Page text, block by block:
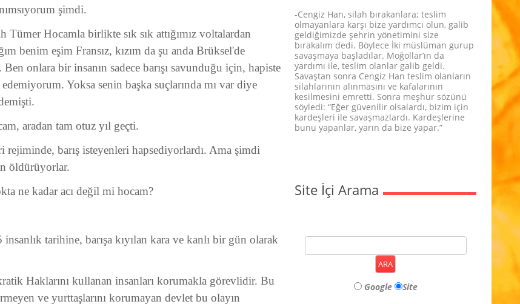
şimdi.
Tümer Hocamla birlikte sık sık attığımız voltalardan
benim eşim Fransız, kızım da şu anda Brüksel'de
onlara bir insanın sadece barışı savunduğu için, hapiste
Yoksa senin başka suçlarında mı var diye
aradan tam otuz yıl geçti.
rejiminde, barış isteyenleri hapsediyorlardı. Ama şimdi
öldürüyorlar.
ne kadar acı değil mi hocam?
tarihine, barışa kıyılan kara ve kanlı bir gün olarak
Haklarını kullanan insanları korumakla görevlidir. Bu
ve yurttaşlarını korumayan devlet bu olayın
-Cengiz Han, silah bırakanlara; teslim
olmayanlara karşı bize yardımcı olun, galib
geldiğimizde şehrin yönetimini size
bırakalım dedi. Böylece İki müslüman gurup
savaşmaya başladılar. Moğollar’ın da
yardımı ile, teslim olanlar galib geldi.
Savaştan sonra Cengiz Han teslim olanların
silahlarının alınmasını ve kafalarının
kesilmesini emretti. Sonra meşhur sözünü
söyledi: “Eğer güvenilir olsalardı, bizim için
kardeşleri ile savaşmazlardı. Kardeşlerine
bunu yapanlar, yarın da bize yapar.”
Site İçi Arama
Google Site